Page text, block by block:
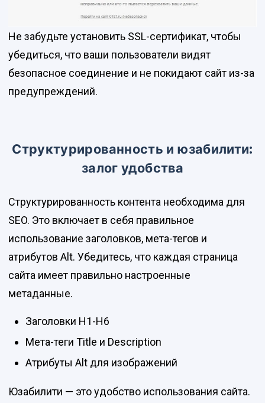
Не забудьте установить SSL-сертификат, чтобы
убедиться, что ваши пользователи видят
безопасное соединение и не покидают сайт из-за
предупреждений.
Структурированность и юзабилити:
залог удобства
Структурированность контента необходима для
SEO. Это включает в себя правильное
использование заголовков, мета-тегов и
атрибутов Alt. Убедитесь, что каждая страница
сайта имеет правильно настроенные
метаданные.
Заголовки H1-H6
Мета-теги Title и Description
Атрибуты Alt для изображений
Юзабилити — это удобство использования сайта.